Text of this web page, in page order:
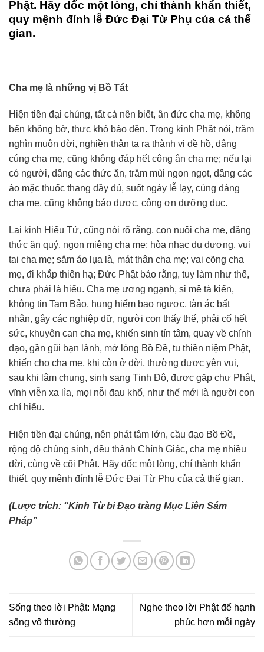
Phật. Hãy dốc một lòng, chí thành khẩn thiết,
quy mệnh đính lễ Đức Đại Từ Phụ của cả thế
gian.
Cha mẹ là những vị Bồ Tát
Hiện tiền đại chúng, tất cả nên biết, ân đức cha mẹ, không
bến không bờ, thực khó báo đền. Trong kinh Phật nói, trăm
nghìn muôn đời, nghiền thân ta ra thành vị đề hồ, dâng
cúng cha mẹ, cũng không đáp hết công ân cha mẹ; nếu lại
có người, dâng các thức ăn, trăm mùi ngon ngọt, dâng các
áo mặc thuốc thang đầy đủ, suốt ngày lễ lạy, cúng dàng
cha mẹ, cũng không báo được, công ơn dưỡng dục.
Lại kinh Hiếu Tử, cũng nói rõ rằng, con nuôi cha mẹ, dâng
thức ăn quý, ngon miệng cha mẹ; hòa nhạc du dương, vui
tai cha mẹ; sắm áo lụa là, mát thân cha mẹ; vai cõng cha
mẹ, đi khắp thiên hạ; Đức Phật bảo rằng, tuy làm như thế,
chưa phải là hiếu. Cha mẹ ương ngạnh, si mê tà kiến,
không tin Tam Bảo, hung hiểm bạo ngược, tàn ác bất
nhân, gây các nghiệp dữ, người con thấy thế, phải cố hết
sức, khuyên can cha mẹ, khiến sinh tín tâm, quay về chính
đạo, gần gũi bạn lành, mở lòng Bồ Đề, tu thiền niệm Phật,
khiến cho cha mẹ, khi còn ở đời, thường được yên vui,
sau khi lâm chung, sinh sang Tịnh Độ, được gặp chư Phật,
vĩnh viễn xa lìa, mọi nỗi đau khổ, như thế mới là người con
chí hiếu.
Hiện tiền đại chúng, nên phát tâm lớn, cầu đạo Bồ Đề,
rộng độ chúng sinh, đều thành Chính Giác, cha mẹ nhiều
đời, cùng về cõi Phật. Hãy dốc một lòng, chí thành khẩn
thiết, quy mệnh đính lễ Đức Đại Từ Phụ của cả thế gian.
(Lược trích: “Kinh Từ bi Đạo tràng Mục Liên Sám
Pháp”
Sống theo lời Phật: Mạng
sống vô thường
Nghe theo lời Phật để hạnh
phúc hơn mỗi ngày